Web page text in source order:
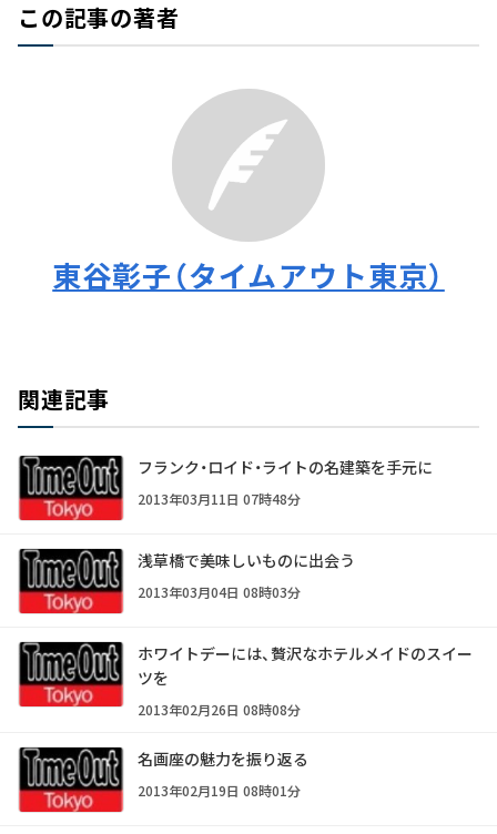
この記事の著者
東谷彰子（タイムアウト東京）
関連記事
フランク・ロイド・ライトの名建築を手元に
2013年03月11日 07時48分
浅草橋で美味しいものに出会う
2013年03月04日 08時03分
ホワイトデーには、贅沢なホテルメイドのスイー
ツを
2013年02月26日 08時08分
名画座の魅力を振り返る
2013年02月19日 08時01分